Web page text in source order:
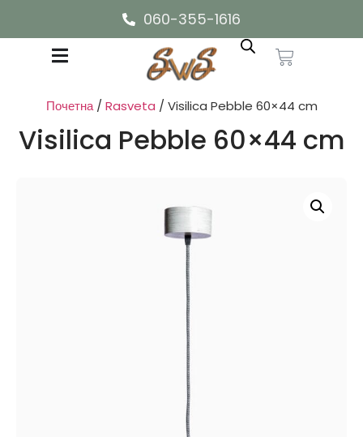
060-355-1616
Почетна/Rasveta / Visilica Pebble 60×44 cm
Visilica Pebble 60×44 cm